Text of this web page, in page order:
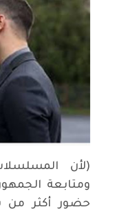
(لأن
ومتابعة
حضور أكثر من